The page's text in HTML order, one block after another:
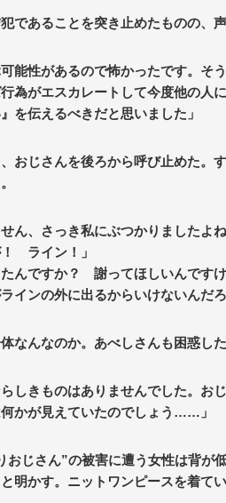
であることを突き止めたものの、
可能性があるので怖かったです。そ
為がエスカレートして今度他の人
を伝えるべきだと思いました」
おじさんを後ろから呼び止めた。
ん、さっき私にぶつかりましたよね
ライン！」
たんですか？ 謝ってほしいんですけ
インの外に出るからいけないんだろ
なんなのか。あべしさんも困惑した
らしきものはありませんでした。
かが見えていたのでしょう……」
おじさん”の被害に遭う女性は背が
明かす。ニットワンピースを着て